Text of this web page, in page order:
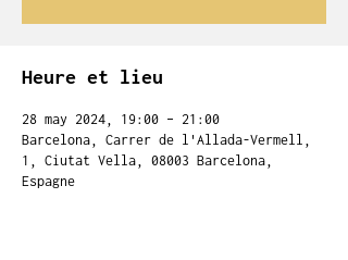
Heure et lieu
28 may 2024, 19:00 – 21:00
Barcelona, Carrer de l'Allada-Vermell,
1, Ciutat Vella, 08003 Barcelona,
Espagne